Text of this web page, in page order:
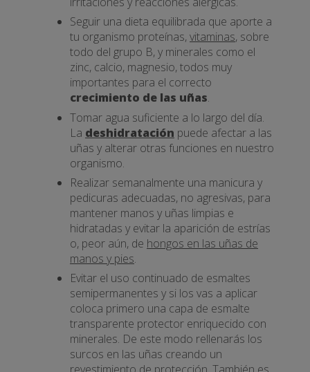
Seguir una dieta equilibrada que aporte a
tu organismo proteínas,vitaminas, sobre
todo del grupo B, y minerales como el
zinc, calcio, magnesio, todos muy
importantes para el correcto
crecimiento de las uñas.
Tomar agua suficiente a lo largo del día.
La deshidratación puede afectar a las
uñas y alterar otras funciones en nuestro
organismo.
Realizar semanalmente una manicura y
pedicuras adecuadas, no agresivas, para
mantener manos y uñas limpias e
hidratadas y evitar la aparición de estrías
o, peor aún, de hongos en las uñas de
manos y pies.
Evitar el uso continuado de esmaltes
semipermanentes y si los vas a aplicar
coloca primero una capa de esmalte
transparente protector enriquecido con
minerales. De este modo rellenarás los
surcos en las uñas creando un